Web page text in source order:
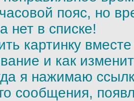
пояс, но
нет в списке!
картинку
и как
я нажимаю
сообщения,